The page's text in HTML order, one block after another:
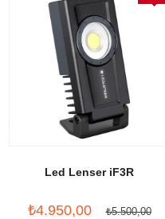
Led Lenser iF3R
₺4.950,00 ₺5.500,00